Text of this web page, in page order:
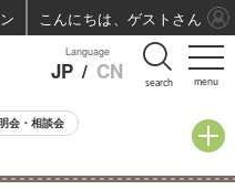
menu
Language
JP / CN search
会・相談会
こんにちは、ゲストさん